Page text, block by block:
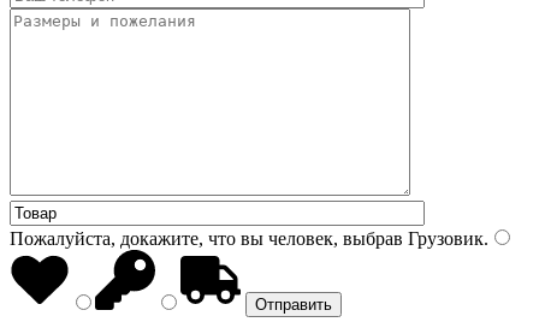
Пожалуйста, докажите, что вы человек, выбрав Грузовик.